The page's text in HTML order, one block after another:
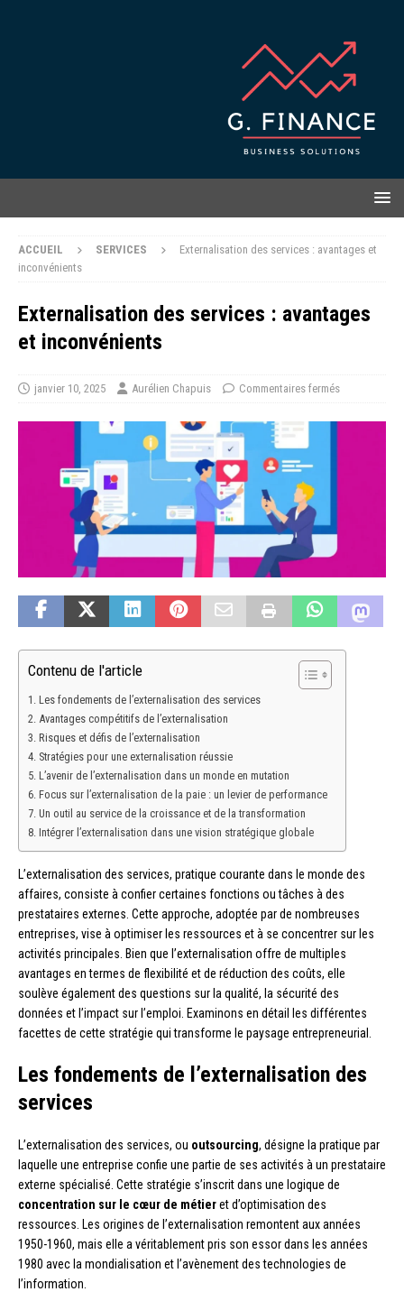
ACCUEIL SERVICES
Externalisation des services : avantages et
inconvénients
Externalisation des services : avantages
et inconvénients
janvier 10, 2025 Aurélien Chapuis Commentaires fermés
Contenu de l'article
Les fondements de l’externalisation des services
Avantages compétitifs de l’externalisation
Risques et défis de l’externalisation
Stratégies pour une externalisation réussie
L’avenir de l’externalisation dans un monde en mutation
Focus sur l’externalisation de la paie : un levier de performance
Un outil au service de la croissance et de la transformation
Intégrer l’externalisation dans une vision stratégique globale
L’externalisation des services, pratique courante dans le monde des
affaires, consiste à confier certaines fonctions ou tâches à des
prestataires externes. Cette approche, adoptée par de nombreuses
entreprises, vise à optimiser les ressources et à se concentrer sur les
activités principales. Bien que l’externalisation offre de multiples
avantages en termes de flexibilité et de réduction des coûts, elle
soulève également des questions sur la qualité, la sécurité des
données et l’impact sur l’emploi. Examinons en détail les différentes
facettes de cette stratégie qui transforme le paysage entrepreneurial.
Les fondements de l’externalisation des
services
L’externalisation des services, ou outsourcing, désigne la pratique par
laquelle une entreprise confie une partie de ses activités à un prestataire
externe spécialisé. Cette stratégie s’inscrit dans une logique de
concentration sur le cœur de métieret d’optimisation des
ressources. Les origines de l’externalisation remontent aux années
1950-1960, mais elle a véritablement pris son essor dans les années
1980 avec la mondialisation et l’avènement des technologies de
l’information.